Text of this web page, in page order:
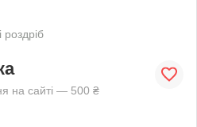
роздріб
на сайті — 500 ₴